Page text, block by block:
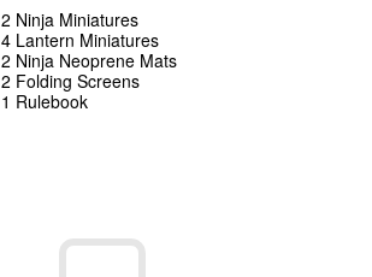
2 Ninja Miniatures
4 Lantern Miniatures
2 Ninja Neoprene Mats
2 Folding Screens
1 Rulebook